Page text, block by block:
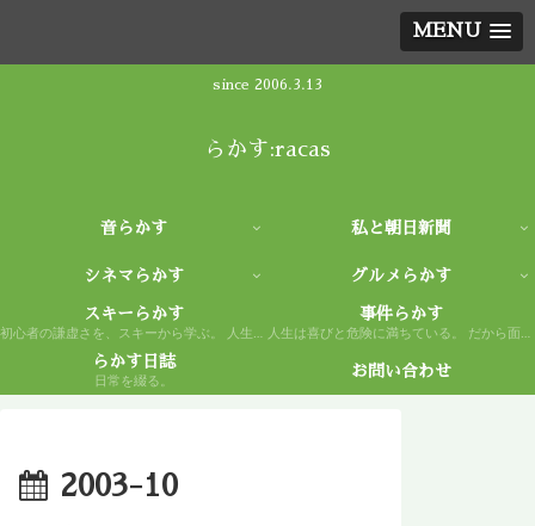
MENU
since 2006.3.13
らかす:racas
音らかす 私と朝日新聞
シネマらかす グルメらかす
スキーらかす
初心者の謙虚さを、スキーから学ぶ。 人生もまた然り。
事件らかす
人生は喜びと危険に満ちている。 だから面白い。
らかす日誌
日常を綴る。
お問い合わせ
2003-10